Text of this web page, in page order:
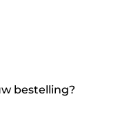
bestelling?